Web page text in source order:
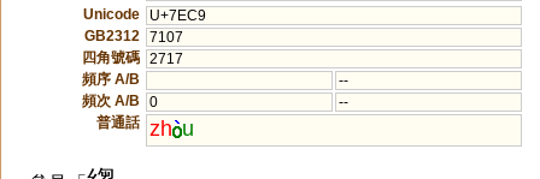
Unicode
U+7EC9
GB2312
7107
四角號碼 2717
頻序 A/B
--
頻次 A/B
0
--
普通話 zh u